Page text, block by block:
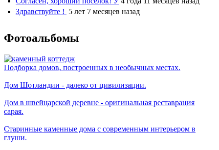
Здравствуйте ! 5 лет 7 месяцев назад
Фотоальбомы
Подборка домов, построенных в необычных местах.
Дом Шотландии - далеко от цивилизации.
Дом в швейцарской деревне - оригинальная реставрация
сарая.
Старинные каменные дома с современным интерьером в
глуши.